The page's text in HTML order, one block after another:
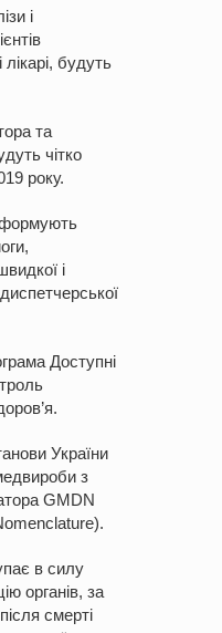
і
будуть
та
чітко
року.
і
Доступні
України
з
GMDN
в силу
органів, за
смерті